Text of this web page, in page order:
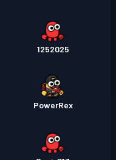
1252025
PowerRex